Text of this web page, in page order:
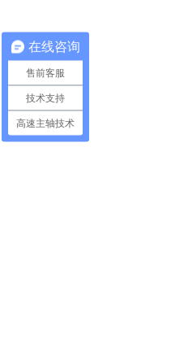
在线咨询
售前客服
技术支持
高速主轴技术